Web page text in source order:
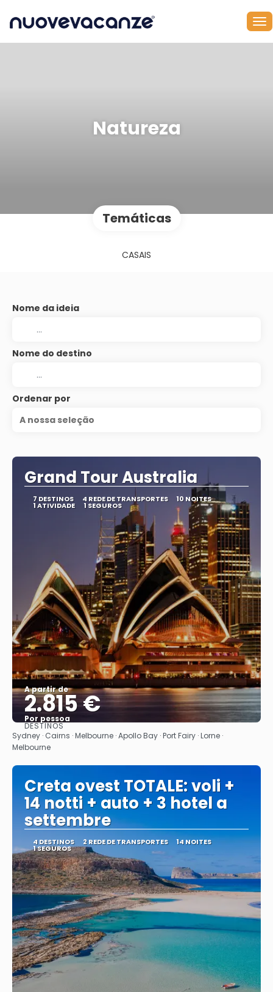
Natureza
Temáticas
CASAIS
Nome da ideia
Nome do destino
Ordenar por
A nossa seleção
Grand Tour Australia
7 DESTINOS 4 REDE DE TRANSPORTES 10 NOITES
1 ATIVIDADE 1 SEGUROS
A partir de
2.815 €
Por pessoa
Saiba mais
DESTINOS
Sydney · Cairns · Melbourne · Apollo Bay · Port Fairy · Lorne ·
Melbourne
Creta ovest TOTALE: voli +
14 notti + auto + 3 hotel a
settembre
4 DESTINOS 2 REDE DE TRANSPORTES 14 NOITES
1 SEGUROS